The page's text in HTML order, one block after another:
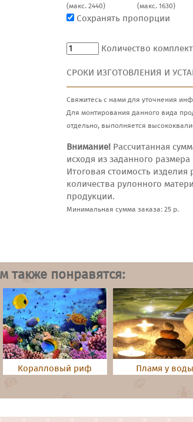
(макс. 2440) (макс. 1630)
Сохранять пропорции
Количество
СРОКИ ИЗГОТОВЛЕНИЯ И
Свяжитесь с нами для уточнения
Для монтирования данного вида
отдельно, выполняется
Внимание! Рассчитанная
исходя из заданного размера
Итоговая стоимость изделия
количества рулонного
продукции.
Минимальная сумма заказа: 25 р.
также понравятся:
Коралловый риф Пламя у воды